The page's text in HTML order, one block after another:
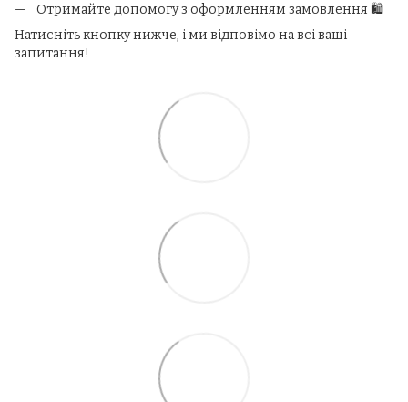
Отримайте допомогу з оформленням замовлення 🛍️
Натисніть кнопку нижче, і ми відповімо на всі ваші
запитання!